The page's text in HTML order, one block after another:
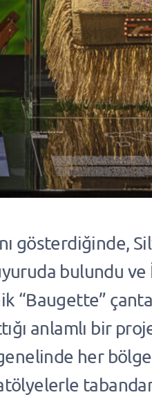
gösterdiğinde,
bulundu ve
“Baugette”
anlamlı bir
her